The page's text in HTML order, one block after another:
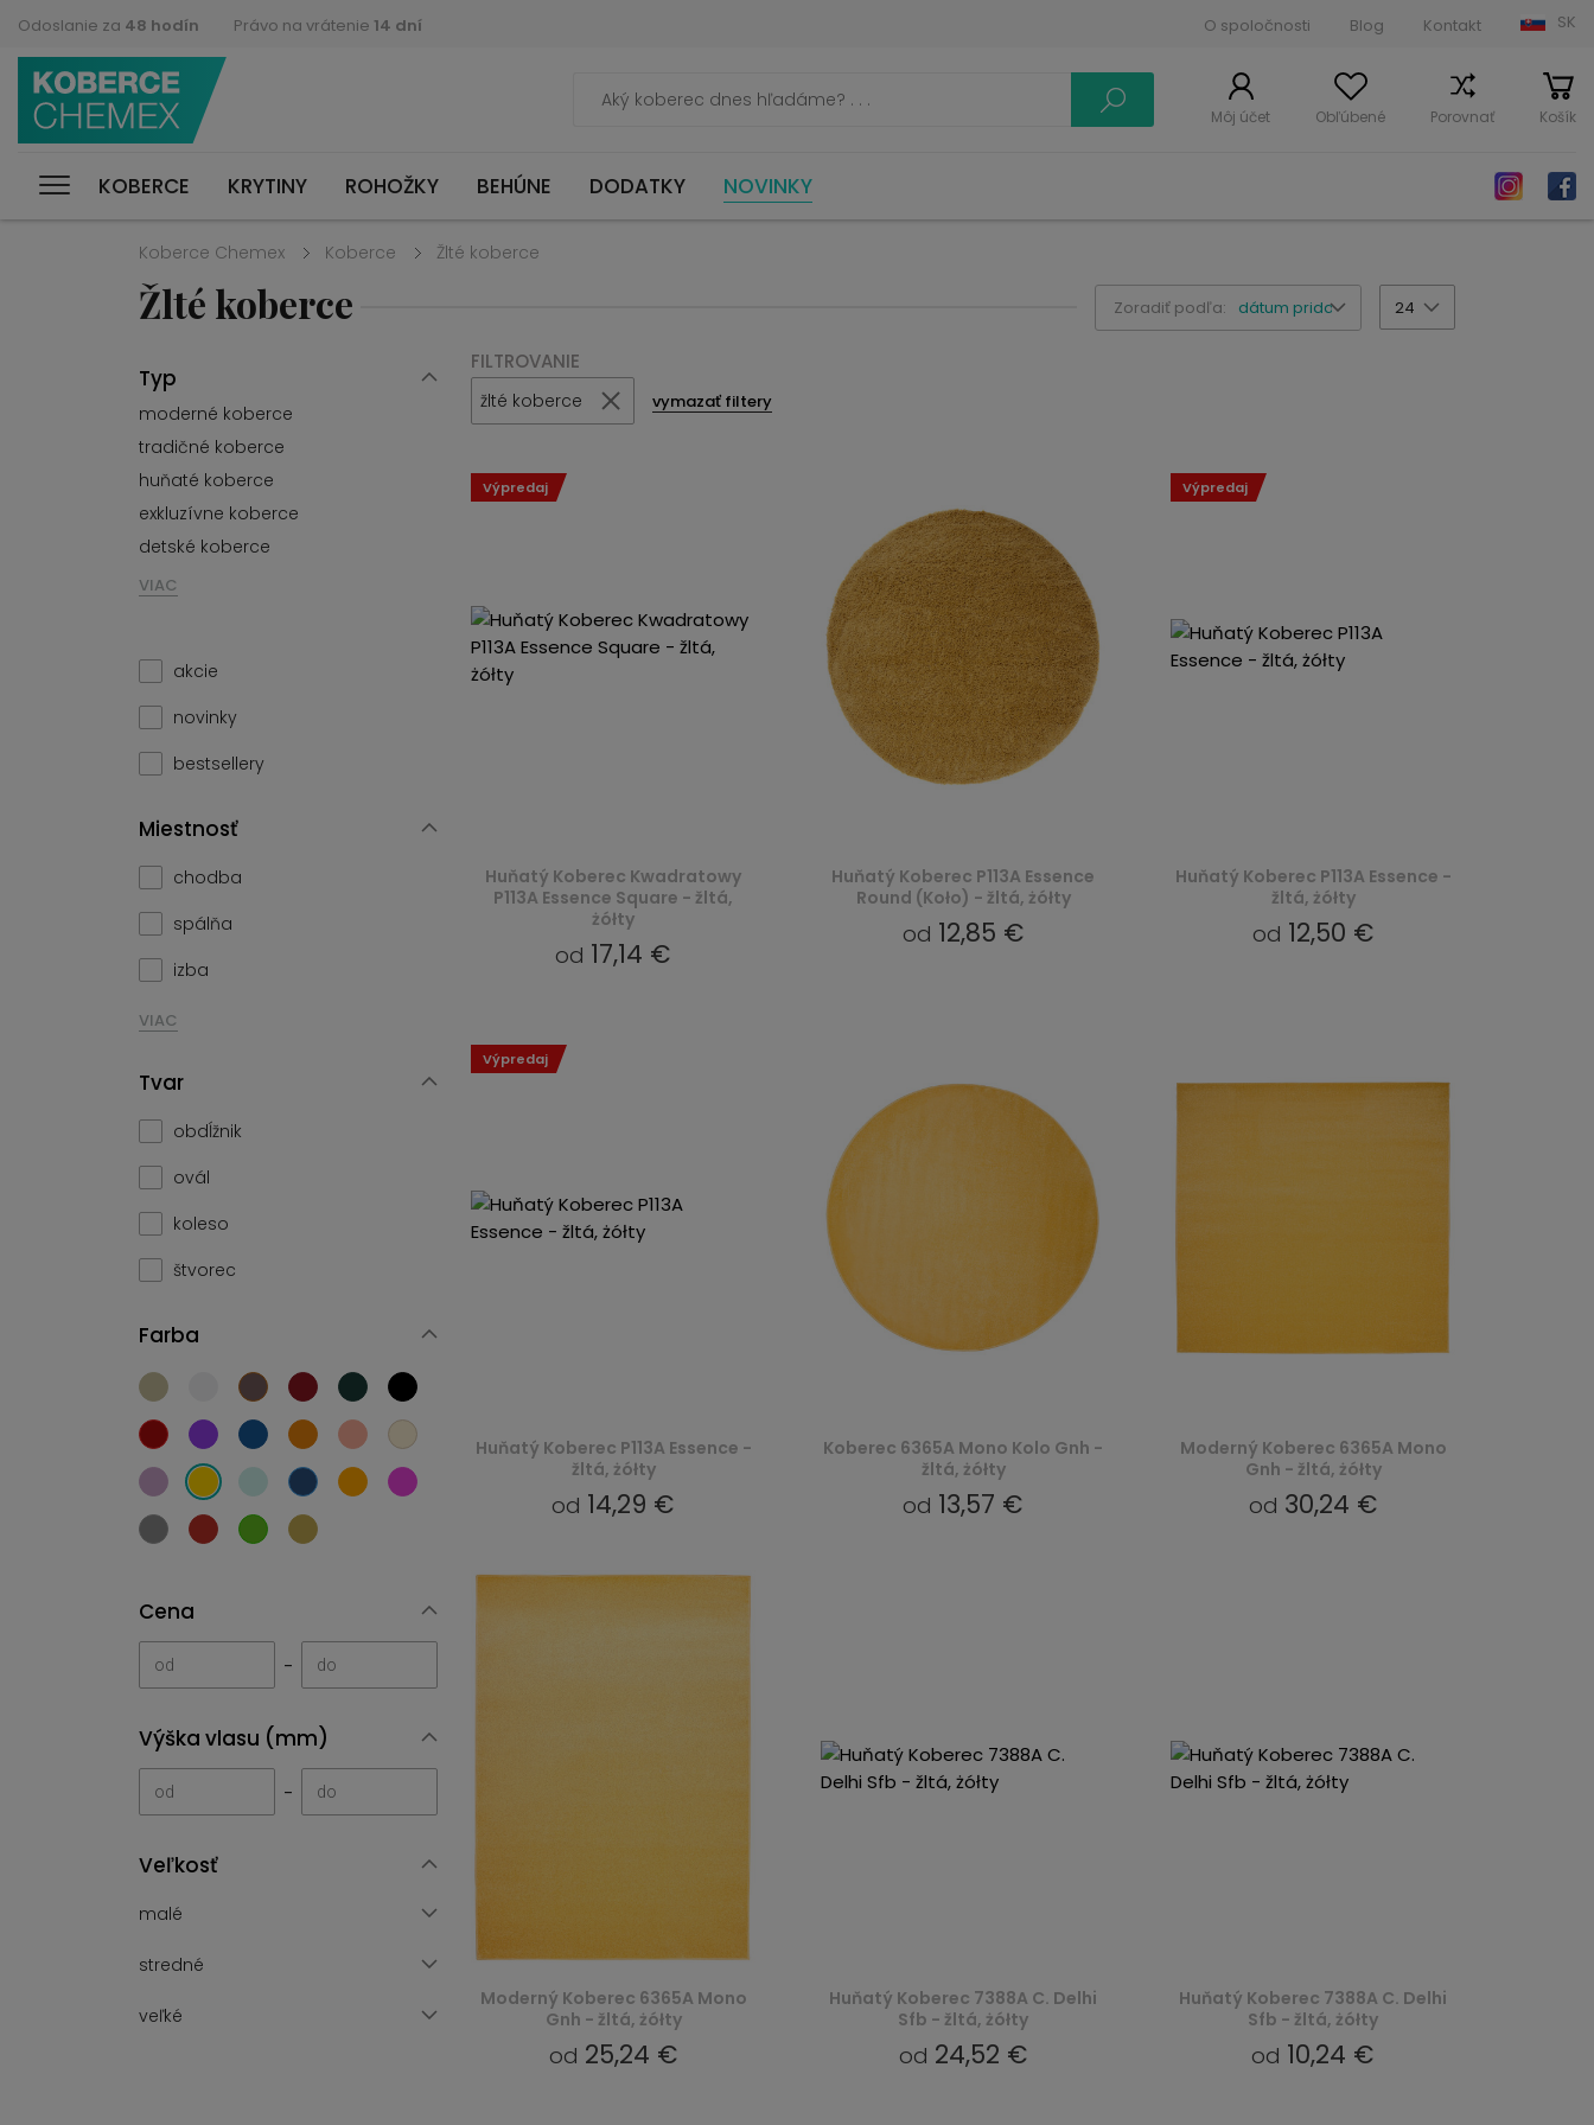
Odoslanie za 48 hodín Právo na vrátenie 14 dní O spoločnosti Blog Kontakt SK
Môj účet Obľúbené Porovnať Košík
KOBERCE KRYTINY ROHOŽKY BEHÚNE DODATKY NOVINKY
Koberce Chemex Koberce Žlté koberce
Žlté koberce Zoradiť podľa: dátum pridania 24
Typ
moderné koberce
tradičné koberce
huňaté koberce
exkluzívne koberce
detské koberce
VIAC
akcie
novinky
bestsellery
Miestnosť
chodba
spálňa
izba
VIAC
Tvar
obdĺžnik
ovál
koleso
štvorec
Farba
Cena
-
Výška vlasu (mm)
-
Veľkosť
malé
stredné
veľké
FILTROVANIE
žlté koberce vymazať filtery
Huňatý Koberec Kwadratowy
P113A Essence Square - žltá,
żółty
od 17,14 €
Výpredaj
Huňatý Koberec P113A Essence
Round (Koło) - žltá, żółty
od 12,85 €
Huňatý Koberec P113A Essence -
žltá, żółty
od 12,50 €
Výpredaj
Huňatý Koberec P113A Essence -
žltá, żółty
od 14,29 €
Výpredaj
Koberec 6365A Mono Kolo Gnh -
žltá, żółty
od 13,57 €
Moderný Koberec 6365A Mono
Gnh - žltá, żółty
od 30,24 €
Moderný Koberec 6365A Mono
Gnh - žltá, żółty
od 25,24 €
Huňatý Koberec 7388A C. Delhi
Sfb - žltá, żółty
od 24,52 €
Huňatý Koberec 7388A C. Delhi
Sfb - žltá, żółty
od 10,24 €